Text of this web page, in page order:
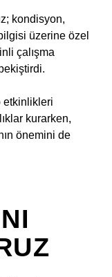
kondisyon,
üzerine özel
çalışma
etkinlikleri
kurarken,
önemini de